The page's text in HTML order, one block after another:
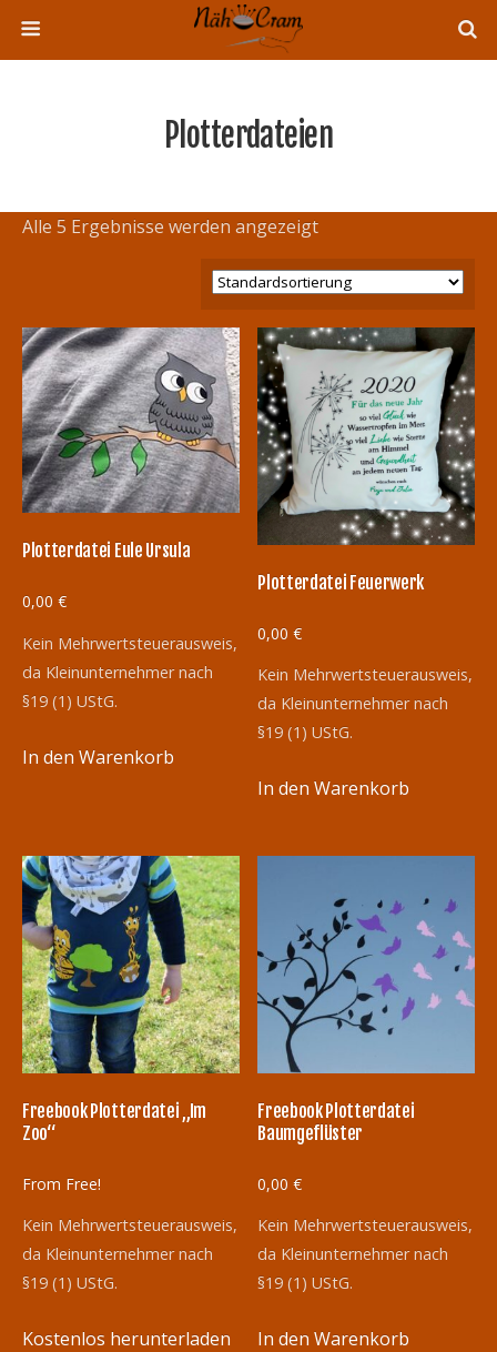
Plotterdateien
Alle 5 Ergebnisse werden angezeigt
Plotterdatei Eule Ursula
0,00 €
Kein Mehrwertsteuerausweis,
da Kleinunternehmer nach
§19 (1) UStG.
In den Warenkorb
Plotterdatei Feuerwerk
0,00€
Kein Mehrwertsteuerausweis,
da Kleinunternehmer nach
§19 (1) UStG.
In den Warenkorb
Freebook Plotterdatei „Im
Zoo“
From Free!
Kein Mehrwertsteuerausweis,
da Kleinunternehmer nach
§19 (1) UStG.
Kostenlos herunterladen
Freebook Plotterdatei
Baumgeflüster
0,00€
Kein Mehrwertsteuerausweis,
da Kleinunternehmer nach
§19 (1) UStG.
In den Warenkorb